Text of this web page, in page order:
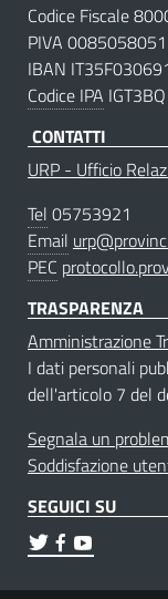
Codice Fiscale
PIVA
IBAN
Codice IPA IGT3BQ
CONTATTI
URP - Ufficio
Tel 05753921
Email
PEC
TRASPARENZA
Amministrazione
I dati personali
dell'articolo 7 del
Segnala un
Soddisfazione
SEGUICI SU